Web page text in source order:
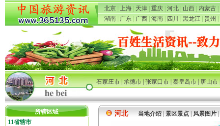
北京 上海 天津 重庆 河北 山西 内蒙古
湖南
广东 广西 海南 四川 黑龙江 贵州
石家庄市|承德市|张家口市|秦皇岛市|唐山市
所辖区域
11省辖市
河北 当地介绍 景区景点 风景图片